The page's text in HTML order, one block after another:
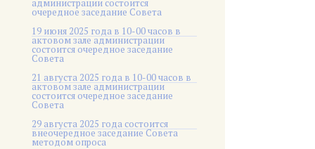
администрации состоится
очередное заседание Совета
19 июня 2025 года в 10-00 часов в
актовом зале администрации
состоится очередное заседание
Совета
21 августа 2025 года в 10-00 часов в
актовом зале администрации
состоится очередное заседание
Совета
29 августа 2025 года состоится
внеочередное заседание Совета
методом опроса